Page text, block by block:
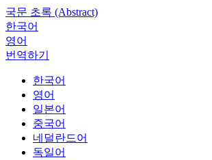
국문 초록 (Abstract)
한국어
영어
번역하기
한국어
영어
일본어
중국어
네덜란드어
독일어